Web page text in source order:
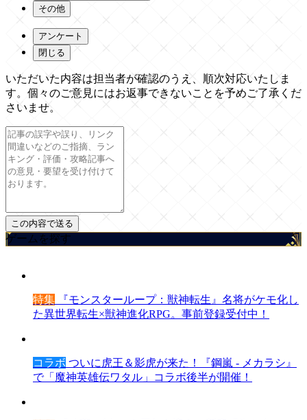
その他
アンケート
閉じる
いただいた内容は担当者が確認のうえ、順次対応いたしま
す。個々のご意見にはお返事できないことを予めご了承くだ
さいませ。
ゲームを探す
特集 『モンスターループ：獣神転生』名将がケモ化し
た異世界転生×獣神進化RPG。事前登録受付中！
コラボ ついに虎王＆影虎が来た！『鋼嵐 - メカラシ』
で「魔神英雄伝ワタル」コラボ後半が開催！